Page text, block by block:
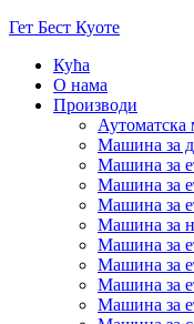
Гет Бест Куоте
Кућа
О нама
Производи
Аутоматска
Машина за
Машина за
Машина за
Машина за
Машина за
Машина за
Машина за
Машина за
Машина за